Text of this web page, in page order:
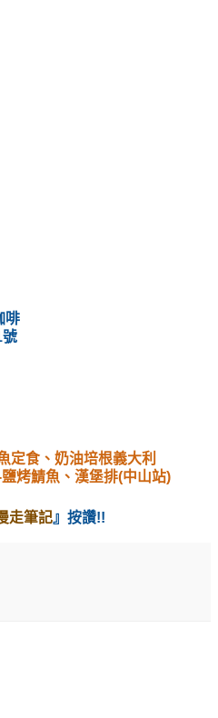
啡
號
定食、奶油培根義大利
烤鯖魚、漢堡排(中山站)
走筆記』按讚!!